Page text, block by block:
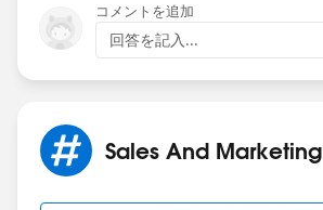
コメントを追加
回答を記入...
Sales And Marketing